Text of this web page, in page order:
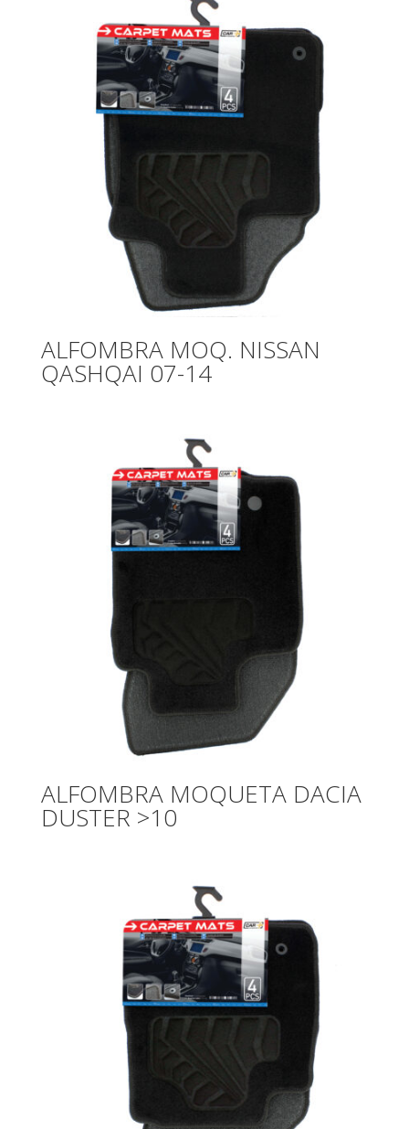
ALFOMBRA MOQ. NISSAN
QASHQAI 07-14
ALFOMBRA MOQUETA DACIA
DUSTER >10